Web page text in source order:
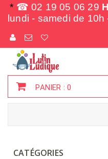
* ☎ 02 19 05 06 29
lundi - samedi de 10h
PANIER :0
CATÉGORIES